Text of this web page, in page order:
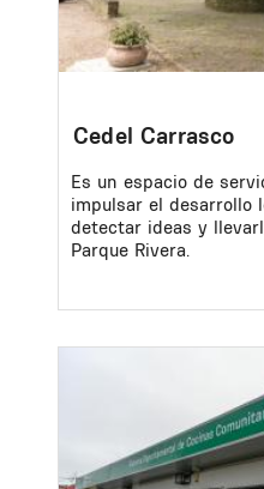
Cedel Carrasco
Es un espacio de
impulsar el desarrollo
detectar ideas y
Parque Rivera.